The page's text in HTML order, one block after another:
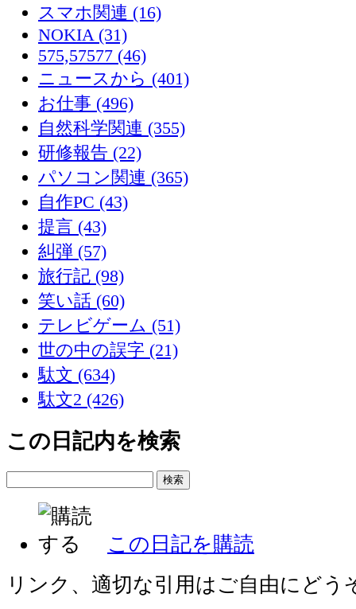
スマホ関連 (16)
NOKIA (31)
575,57577 (46)
ニュースから (401)
お仕事 (496)
自然科学関連 (355)
研修報告 (22)
パソコン関連 (365)
自作PC (43)
提言 (43)
糾弾 (57)
旅行記 (98)
笑い話 (60)
テレビゲーム (51)
世の中の誤字 (21)
駄文 (634)
駄文2 (426)
この日記内を検索
この日記を購読
リンク、適切な引用はご自由にどう